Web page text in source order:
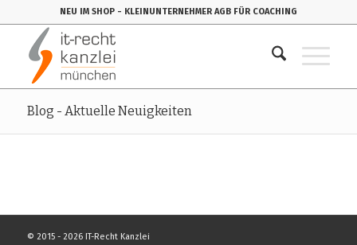
NEU IM SHOP - KLEINUNTERNEHMER AGB FÜR COACHING
Blog - Aktuelle Neuigkeiten
© 2015 - 2026 IT-Recht Kanzlei